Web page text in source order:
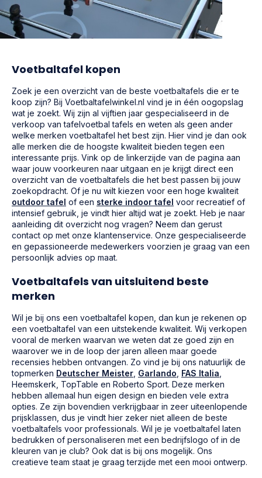
Voetbaltafel kopen
Zoek je een overzicht van de beste voetbaltafels die er te
koop zijn? Bij Voetbaltafelwinkel.nl vind je in één oogopslag
wat je zoekt. Wij zijn al vijftien jaar gespecialiseerd in de
verkoop van tafelvoetbal tafels en weten als geen ander
welke merken voetbaltafel het best zijn. Hier vind je dan ook
alle merken die de hoogste kwaliteit bieden tegen een
interessante prijs. Vink op de linkerzijde van de pagina aan
waar jouw voorkeuren naar uitgaan en je krijgt direct een
overzicht van de voetbaltafels die het best passen bij jouw
zoekopdracht. Of je nu wilt kiezen voor een hoge kwaliteit
outdoor tafel of een sterke indoor tafel voor recreatief of
intensief gebruik, je vindt hier altijd wat je zoekt. Heb je naar
aanleiding dit overzicht nog vragen? Neem dan gerust
contact op met onze klantenservice. Onze gespecialiseerde
en gepassioneerde medewerkers voorzien je graag van een
persoonlijk advies op maat.
Voetbaltafels van uitsluitend beste
merken
Wil je bij ons een voetbaltafel kopen, dan kun je rekenen op
een voetbaltafel van een uitstekende kwaliteit. Wij verkopen
vooral de merken waarvan we weten dat ze goed zijn en
waarover we in de loop der jaren alleen maar goede
recensies hebben ontvangen. Zo vind je bij ons natuurlijk de
topmerken Deutscher Meister Garlando FAS Italia
Heemskerk, TopTable en Roberto Sport. Deze merken
hebben allemaal hun eigen design en bieden vele extra
opties. Ze zijn bovendien verkrijgbaar in zeer uiteenlopende
prijsklassen, dus je vindt hier zeker niet alleen de beste
voetbaltafels voor professionals. Wil je je voetbaltafel laten
bedrukken of personaliseren met een bedrijfslogo of in de
kleuren van je club? Ook dat is bij ons mogelijk. Ons
creatieve team staat je graag terzijde met een mooi ontwerp.